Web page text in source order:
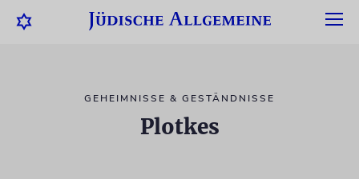
GEHEIMNISSE & GESTÄNDNISSE
Plotkes